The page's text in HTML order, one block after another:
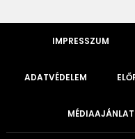
IMPRESSZUM
ADATVÉDELEM
MÉDIAAJÁNLAT